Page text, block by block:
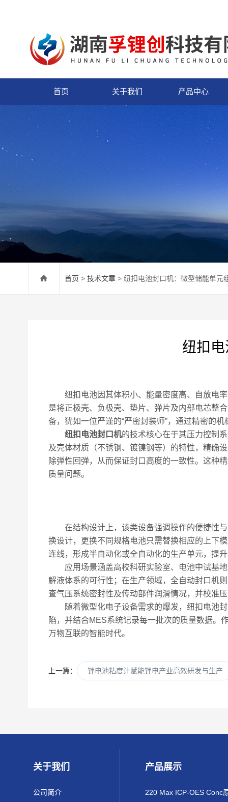
首页 关于我们 产品中心
首页 > 技术文章 > 纽扣电池封口机：微型储能单元
纽扣
纽扣电池因其体积小、能量密度高、自放电率
是将正极壳、负极壳、垫片、弹片及内部电芯整
备，犹如一位严谨的“严密封装师”，通过精密的
纽扣电池封口机的技术核心在于其压力控制
及壳体材质（不锈钢、镀镍钢等）的特性，精确
除弹性回弹，从而保证封口高度的一致性。这种
质量问题。
在结构设计上，该类设备强调操作的便捷性与
换设计，更换不同规格电池只需替换相应的上下
连线，形成半自动化或全自动化的生产单元，提
应用场景涵盖高校科研实验室、电池中试基地
解液体系的可行性；在生产领域，全自动封口机
查气压系统密封性及传动部件润滑情况，并校准
随着微型化电子设备需求的爆发，纽扣电池封
陷，并结合MES系统记录每一批次的质量数据。
万物互联的智能时代。
上一篇： 锂电池粘度计赋能锂电产业高效研发与生产
关于我们
公司简介
产品展示